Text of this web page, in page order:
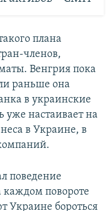
плана
членов,
Венгрия пока
раньше она
в украинские
уже настаивает на
в Украине, в
поведение
повороте
Украине бороться